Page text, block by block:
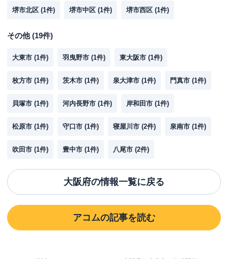
堺市北区 (1件) 堺市中区 (1件) 堺市西区 (1件)
その他(19件)
大東市 (1件) 羽曳野市 (1件) 東大阪市 (1件)
枚方市 (1件) 茨木市 (1件) 泉大津市 (1件) 門真市 (1件)
貝塚市 (1件) 河内長野市 (1件) 岸和田市 (1件)
松原市 (1件) 守口市 (1件) 寝屋川市 (2件) 泉南市 (1件)
吹田市 (1件) 豊中市 (1件) 八尾市 (2件)
大阪府の情報一覧に戻る
アコムの記事を読む